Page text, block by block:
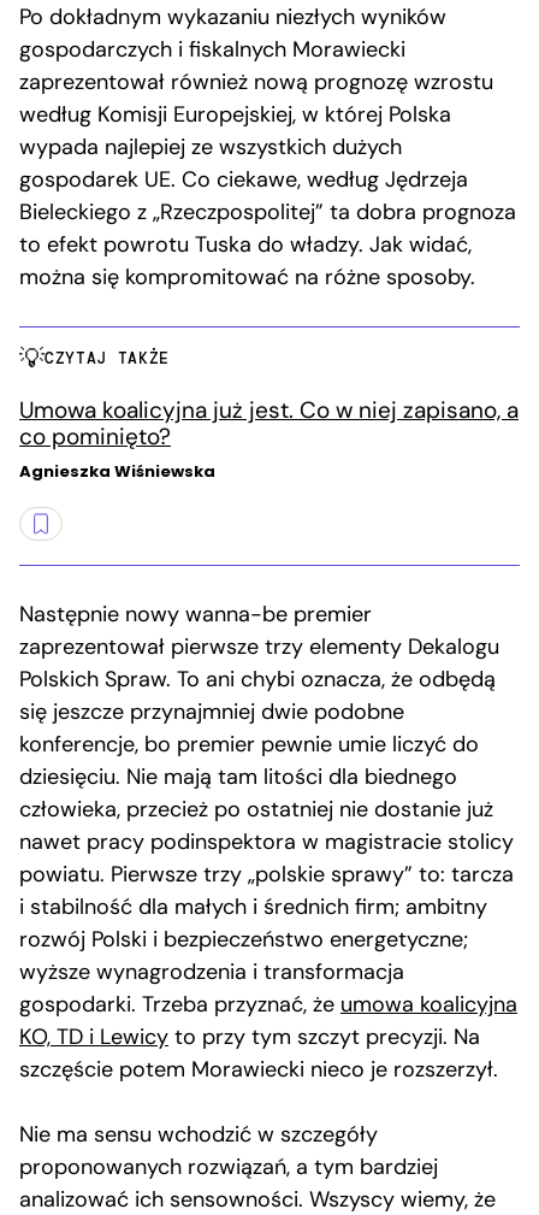
Po dokładnym wykazaniu niezłych wyników
gospodarczych i fiskalnych Morawiecki
zaprezentował również nową prognozę wzrostu
według Komisji Europejskiej, w której Polska
wypada najlepiej ze wszystkich dużych
gospodarek UE. Co ciekawe, według Jędrzeja
Bieleckiego z „Rzeczpospolitej” ta dobra prognoza
to efekt powrotu Tuska do władzy. Jak widać,
można się kompromitować na różne sposoby.
CZYTAJ TAKŻE
Umowa koalicyjna już jest. Co w niej zapisano, a
co pominięto?
Agnieszka Wiśniewska
Następnie nowy wanna-be premier
zaprezentował pierwsze trzy elementy Dekalogu
Polskich Spraw. To ani chybi oznacza, że odbędą
się jeszcze przynajmniej dwie podobne
konferencje, bo premier pewnie umie liczyć do
dziesięciu. Nie mają tam litości dla biednego
człowieka, przecież po ostatniej nie dostanie już
nawet pracy podinspektora w magistracie stolicy
powiatu. Pierwsze trzy „polskie sprawy” to: tarcza
i stabilność dla małych i średnich firm; ambitny
rozwój Polski i bezpieczeństwo energetyczne;
wyższe wynagrodzenia i transformacja
gospodarki. Trzeba przyznać, że umowa koalicyjna
KO, TD i Lewicy to przy tym szczyt precyzji. Na
szczęście potem Morawiecki nieco je rozszerzył.
Nie ma sensu wchodzić w szczegóły
proponowanych rozwiązań, a tym bardziej
analizować ich sensowności. Wszyscy wiemy, że